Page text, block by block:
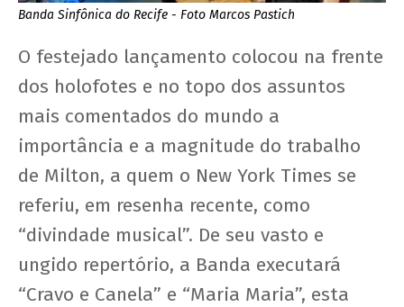
Banda Sinfônica do Recife - Foto Marcos Pastich
O festejado lançamento colocou na frente
dos holofotes e no topo dos assuntos
mais comentados do mundo a
importância e a magnitude do trabalho
de Milton, a quem o New York Times se
referiu, em resenha recente, como
“divindade musical”. De seu vasto e
ungido repertório, a Banda executará
“Cravo e Canela” e “Maria Maria”, esta